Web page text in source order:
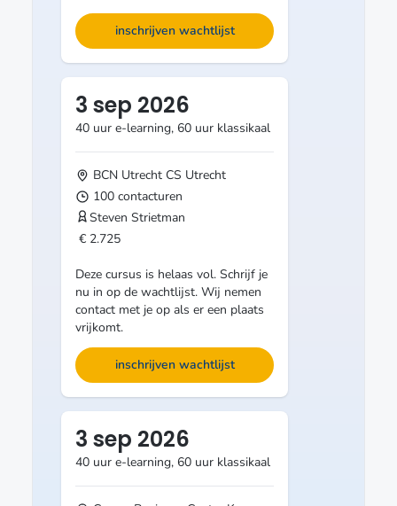
inschrijven wachtlijst
3 sep 2026
40 uur e-learning, 60 uur klassikaal
BCN Utrecht CS Utrecht
100 contacturen
Steven Strietman
€ 2.725
Deze cursus is helaas vol. Schrijf je
nu in op de wachtlijst. Wij nemen
contact met je op als er een plaats
vrijkomt.
inschrijven wachtlijst
3 sep 2026
40 uur e-learning, 60 uur klassikaal